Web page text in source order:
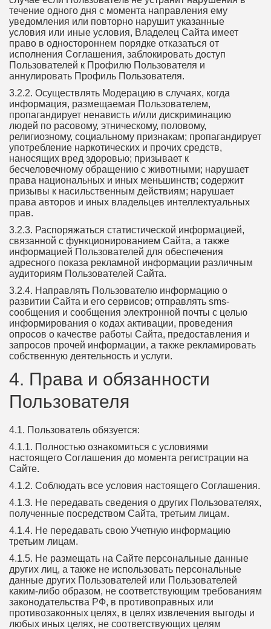
течение одного дня с момента направления ему
уведомления или повторно нарушит указанные
условия или иные условия, Владелец Сайта имеет
право в одностороннем порядке отказаться от
исполнения Соглашения, заблокировать доступ
Пользователей к Профилю Пользователя и
аннулировать Профиль Пользователя.
3.2.2. Осуществлять Модерацию в случаях, когда
информация, размещаемая Пользователем,
пропагандирует ненависть и/или дискриминацию
людей по расовому, этническому, половому,
религиозному, социальному признакам; пропагандирует
употребление наркотических и прочих средств,
наносящих вред здоровью; призывает к
бесчеловечному обращению с животными; нарушает
права национальных и иных меньшинств; содержит
призывы к насильственным действиям; нарушает
права авторов и иных владельцев интеллектуальных
прав.
3.2.3. Распоряжаться статистической информацией,
связанной с функционированием Сайта, а также
информацией Пользователей для обеспечения
адресного показа рекламной информации различным
аудиториям Пользователей Сайта.
3.2.4. Направлять Пользователю информацию о
развитии Сайта и его сервисов; отправлять sms-
сообщения и сообщения электронной почты с целью
информирования о кодах активации, проведения
опросов о качестве работы Сайта, предоставления и
запросов прочей информации, а также рекламировать
собственную деятельность и услуги.
4. Права и обязанности
Пользователя
4.1. Пользователь обязуется:
4.1.1. Полностью ознакомиться с условиями
настоящего Соглашения до момента регистрации на
Сайте.
4.1.2. Соблюдать все условия настоящего Соглашения.
4.1.3. Не передавать сведения о других Пользователях,
полученные посредством Сайта, третьим лицам.
4.1.4. Не передавать свою Учетную информацию
третьим лицам.
4.1.5. Не размещать на Сайте персональные данные
других лиц, а также не использовать персональные
данные других Пользователей или Пользователей
каким-либо образом, не соответствующим требованиям
законодательства РФ, в противоправных или
противозаконных целях, в целях извлечения выгоды и
любых иных целях, не соответствующих целям